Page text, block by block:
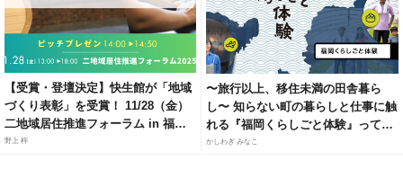
【受賞・登壇決定】快生館が「地域
づくり表彰」を受賞！ 11/28（金）
二地域居住推進フォーラム in 福岡
にて、官民連携モデルによる「居・
野上 梓
〜旅行以上、移住未満の田舎暮ら
し〜 知らない町の暮らしと仕事に触
れる『福岡くらしごと体験』って知
ってる？
かしわぎ みなこ